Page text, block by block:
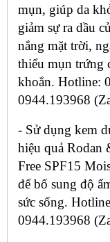
mụn, giúp da
giảm sự ra dầu
nắng mặt trời,
thiểu mụn trứng
khoắn. Hotline:
0944.193968
- Sử dụng kem
hiệu quả Rodan
Free SPF15
để bổ sung độ
sức sống.
0944.193968